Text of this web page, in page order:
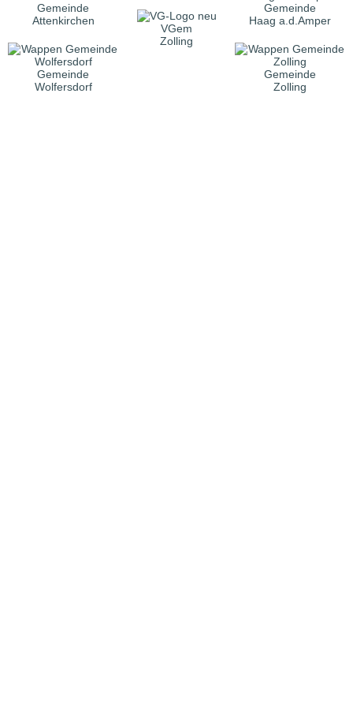
Gemeinde
Attenkirchen
VGem
Zolling
Gemeinde
Haag a.d.Amper
Gemeinde
Wolfersdorf
Gemeinde
Zolling